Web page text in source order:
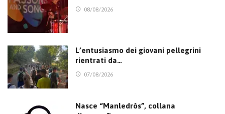
08/08/2026
L’entusiasmo dei giovani pellegrini
rientrati da…
07/08/2026
Nasce “Manledrôs”, collana